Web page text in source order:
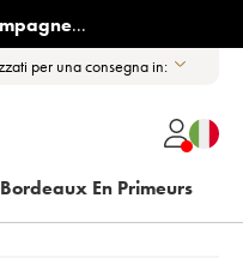
...
per una consegna in:
Bordeaux En Primeurs